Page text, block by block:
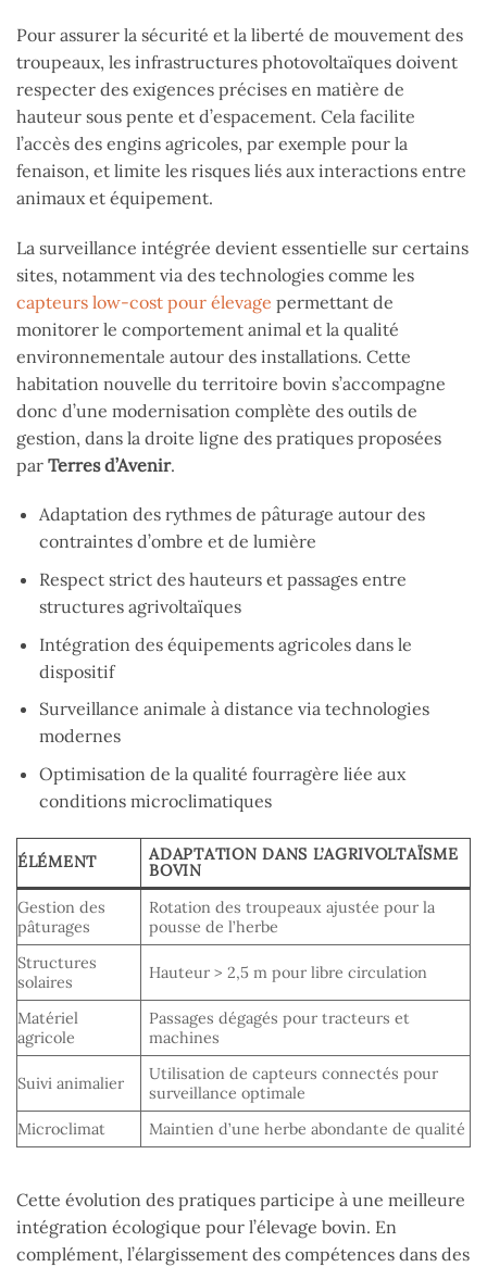
Pour assurer la sécurité et la liberté de mouvement des
troupeaux, les infrastructures photovoltaïques doivent
respecter des exigences précises en matière de
hauteur sous pente et d’espacement. Cela facilite
l’accès des engins agricoles, par exemple pour la
fenaison, et limite les risques liés aux interactions entre
animaux et équipement.
La surveillance intégrée devient essentielle sur certains
sites, notamment via des technologies comme les
capteurs low-cost pour élevage permettant de
monitorer le comportement animal et la qualité
environnementale autour des installations. Cette
habitation nouvelle du territoire bovin s’accompagne
donc d’une modernisation complète des outils de
gestion, dans la droite ligne des pratiques proposées
par Terres d’Avenir.
Adaptation des rythmes de pâturage autour des
contraintes d’ombre et de lumière
Respect strict des hauteurs et passages entre
structures agrivoltaïques
Intégration des équipements agricoles dans le
dispositif
Surveillance animale à distance via technologies
modernes
Optimisation de la qualité fourragère liée aux
conditions microclimatiques
ÉLÉMENT
ADAPTATION DANS L’AGRIVOLTAÏSME
BOVIN
Gestion des
pâturages
Rotation des troupeaux ajustée pour la
pousse de l’herbe
Structures
solaires
Hauteur > 2,5 m pour libre circulation
Matériel
agricole
Passages dégagés pour tracteurs et
machines
Suivi animalier
Utilisation de capteurs connectés pour
surveillance optimale
Microclimat
Maintien d’une herbe abondante de qualité
Cette évolution des pratiques participe à une meilleure
intégration écologique pour l’élevage bovin. En
complément, l’élargissement des compétences dans des